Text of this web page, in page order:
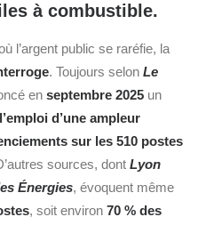
à combustible.
l’argent public se raréfie, la
. Toujours selon Le
en septembre 2025 un
d’une ampleur
sur les 510 postes
sources, dont Lyon
Énergies, évoquent même
, soit environ 70 % des